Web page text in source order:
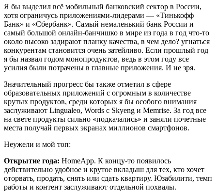
Я бы выделил всё мобильный банковский сектор в России,
хотя ограничусь приложениями-лидерами — «Тинькофф
Банк» и «Сбербанк». Самый немаленький банк России и
самый большой онлайн-банчишко в мире из года в год что-то
около высоко задирают планку качества, в чем дело? угнаться
конкурентам становится очень затейливо. Если прошлый год
я бы назвал годом монопродуктов, ведь в этом году все
усилия были потрачены в главные приложения. И не зря.
Значительный прогресс бы также отметил в сфере
образовательных приложений с огромным в количестве
крутых продуктов, среди которых я бы особого внимания
заслуживают Lingualeo, Words с Skyeng и Memrise. За год все
на свете продукты сильно «подкачались» и заняли почетные
места получай первых экранах миллионов смартфонов.
Неужели и мой топ:
Открытие года: HomeApp. К концу-то появилось
действительно удобное и крутое вкладыш для тех, кто хочет
оторвать, продать, снять или сдать квартиру. Юзабилити, темп
работы и контент заслуживают отдельной похвалы.